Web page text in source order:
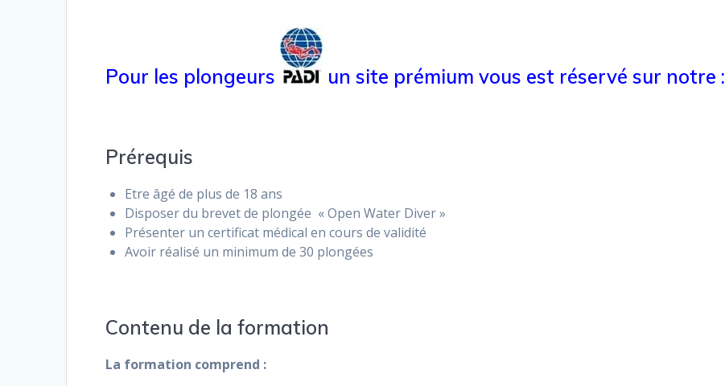
Pour les plongeurs un site prémium vous est réservé sur notre :
Prérequis
Etre âgé de plus de 18 ans
Disposer du brevet de plongée « Open Water Diver »
Présenter un certificat médical en cours de validité
Avoir réalisé un minimum de 30 plongées
Contenu de la formation
La formation comprend :